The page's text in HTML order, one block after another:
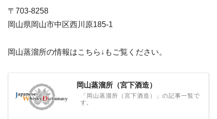
〒703-8258
岡山県岡山市中区西川原185-1
岡山蒸溜所の情報はこちら↓もご覧ください。
岡山蒸溜所（宮下酒造）
「岡山蒸溜所（宮下酒造）」の記事一覧で
す。